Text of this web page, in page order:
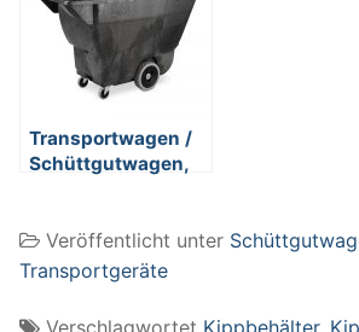
Transportwagen /
Schüttgutwagen,
Veröffentlicht unter
Transportgeräte